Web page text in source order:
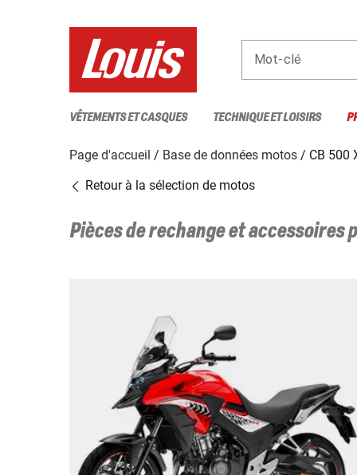
Mot-clé
VÊTEMENTS ET CASQUES TECHNIQUE ET LOISIRS
Page d'accueil Base de données motos
CB 500
Retour à la sélection de motos
Pièces de rechange et accessoires